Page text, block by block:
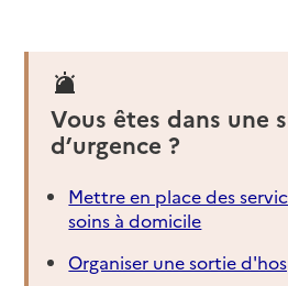
Vous êtes dans une
d’urgence ?
Mettre en place des
soins à domicile
Organiser une sortie